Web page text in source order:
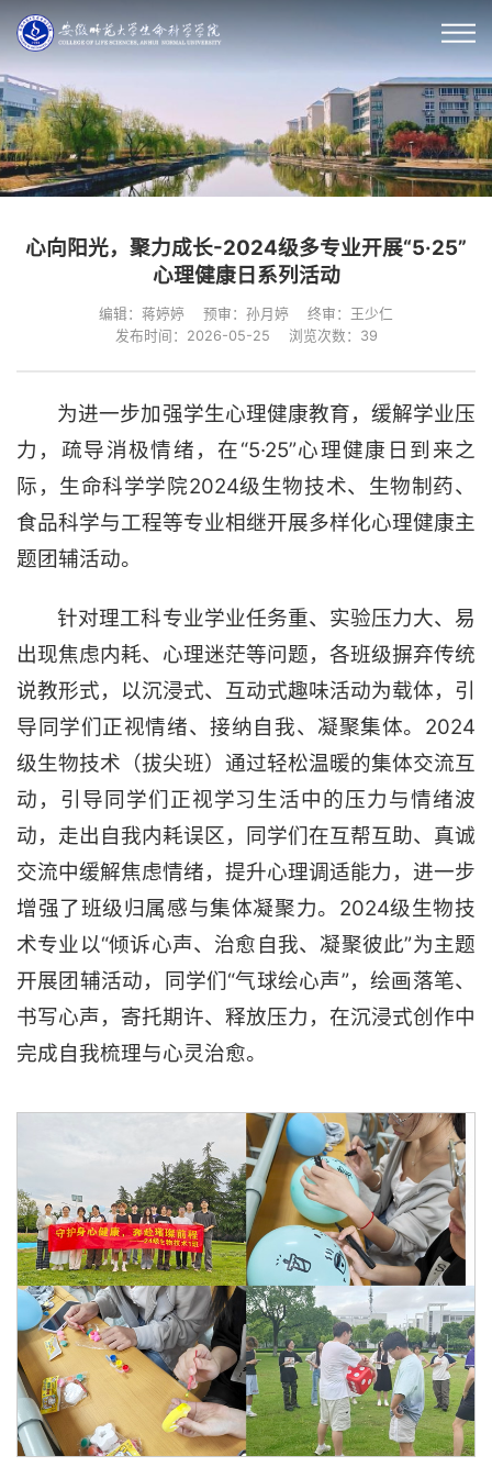
心向阳光，聚力成长-2024级多专业开展“5·25”
心理健康日系列活动
编辑：蒋婷婷 预审：孙月婷
终审：王少仁
发布时间：2026-05-25
浏览次数： 39
为进一步加强学生心理健康教育，缓解学业压
力，疏导消极情绪，在“5·25”心理健康日到来之
际，生命科学学院2024级生物技术、生物制药、
食品科学与工程等专业相继开展多样化心理健康主
题团辅活动。
针对理工科专业学业任务重、实验压力大、易
出现焦虑内耗、心理迷茫等问题，各班级摒弃传统
说教形式，以沉浸式、互动式趣味活动为载体，引
导同学们正视情绪、接纳自我、凝聚集体。2024
级生物技术（拔尖班）通过轻松温暖的集体交流互
动，引导同学们正视学习生活中的压力与情绪波
动，走出自我内耗误区，同学们在互帮互助、真诚
交流中缓解焦虑情绪，提升心理调适能力，进一步
增强了班级归属感与集体凝聚力。2024级生物技
术专业以“倾诉心声、治愈自我、凝聚彼此”为主题
开展团辅活动，同学们“气球绘心声”，绘画落笔、
书写心声，寄托期许、释放压力，在沉浸式创作中
完成自我梳理与心灵治愈。